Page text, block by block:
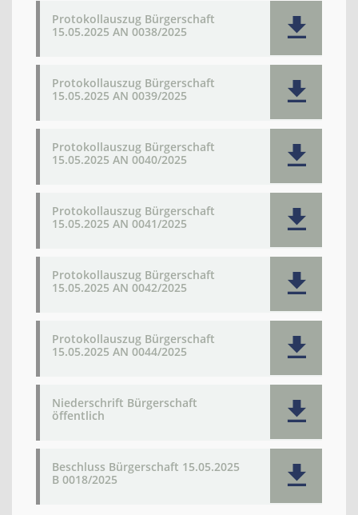
Protokollauszug Bürgerschaft
15.05.2025 AN 0038/2025
Protokollauszug Bürgerschaft
15.05.2025 AN 0039/2025
Protokollauszug Bürgerschaft
15.05.2025 AN 0040/2025
Protokollauszug Bürgerschaft
15.05.2025 AN 0041/2025
Protokollauszug Bürgerschaft
15.05.2025 AN 0042/2025
Protokollauszug Bürgerschaft
15.05.2025 AN 0044/2025
Niederschrift Bürgerschaft
öffentlich
Beschluss Bürgerschaft 15.05.2025
B 0018/2025